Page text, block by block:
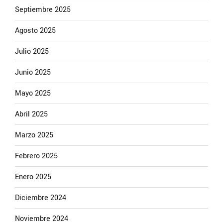
Septiembre 2025
Agosto 2025
Julio 2025
Junio 2025
Mayo 2025
Abril 2025
Marzo 2025
Febrero 2025
Enero 2025
Diciembre 2024
Noviembre 2024